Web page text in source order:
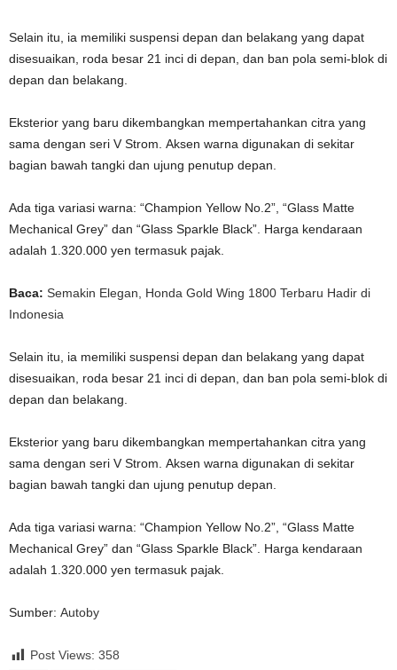
Selain itu, ia memiliki suspensi depan dan belakang yang dapat
disesuaikan, roda besar 21 inci di depan, dan ban pola semi-blok di
depan dan belakang.
Eksterior yang baru dikembangkan mempertahankan citra yang
sama dengan seri V Strom. Aksen warna digunakan di sekitar
bagian bawah tangki dan ujung penutup depan.
Ada tiga variasi warna: “Champion Yellow No.2”, “Glass Matte
Mechanical Grey” dan “Glass Sparkle Black”. Harga kendaraan
adalah 1.320.000 yen termasuk pajak.
Baca: Semakin Elegan, Honda Gold Wing 1800 Terbaru Hadir di
Indonesia
Selain itu, ia memiliki suspensi depan dan belakang yang dapat
disesuaikan, roda besar 21 inci di depan, dan ban pola semi-blok di
depan dan belakang.
Eksterior yang baru dikembangkan mempertahankan citra yang
sama dengan seri V Strom. Aksen warna digunakan di sekitar
bagian bawah tangki dan ujung penutup depan.
Ada tiga variasi warna: “Champion Yellow No.2”, “Glass Matte
Mechanical Grey” dan “Glass Sparkle Black”. Harga kendaraan
adalah 1.320.000 yen termasuk pajak.
Sumber: Autoby
Post Views: 358